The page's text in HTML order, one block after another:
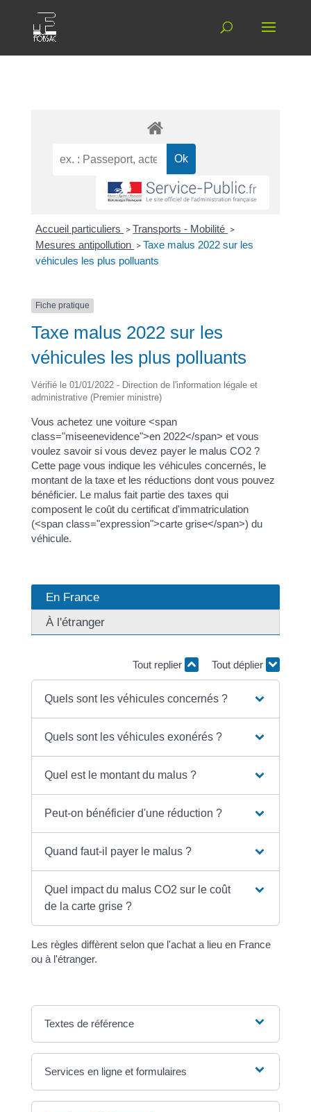
Accueil particuliers >Transports - Mobilité >
Mesures antipollution >Taxe malus 2022 sur les
véhicules les plus polluants
Fiche pratique
Taxe malus 2022 sur les
véhicules les plus polluants
Vérifié le 01/01/2022 - Direction de l'information légale et
administrative (Premier ministre)
Vous achetez une voiture <span
class="miseenevidence">en 2022</span> et vous
voulez savoir si vous devez payer le malus CO2 ?
Cette page vous indique les véhicules concernés, le
montant de la taxe et les réductions dont vous pouvez
bénéficier. Le malus fait partie des taxes qui
composent le coût du certificat d'immatriculation
(<span class="expression">carte grise</span>) du
véhicule.
En France
À l'étranger
Tout replier Tout déplier
Quels sont les véhicules concernés ?
Quels sont les véhicules exonérés ?
Quel est le montant du malus ?
Peut-on bénéficier d'une réduction ?
Quand faut-il payer le malus ?
Quel impact du malus CO2 sur le coût
de la carte grise ?
Les règles diffèrent selon que l'achat a lieu en France
ou à l'étranger.
Textes de référence
Services en ligne et formulaires